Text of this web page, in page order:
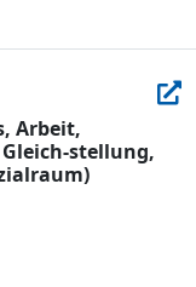
Arbeit,
stellung,